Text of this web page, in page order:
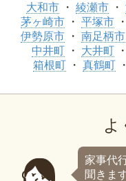
大和市
綾瀬市
茅ヶ崎市
平塚市
伊勢原市
南足柄市
中井町
大井町
箱根町
真鶴町
よ
家事代
聞きま